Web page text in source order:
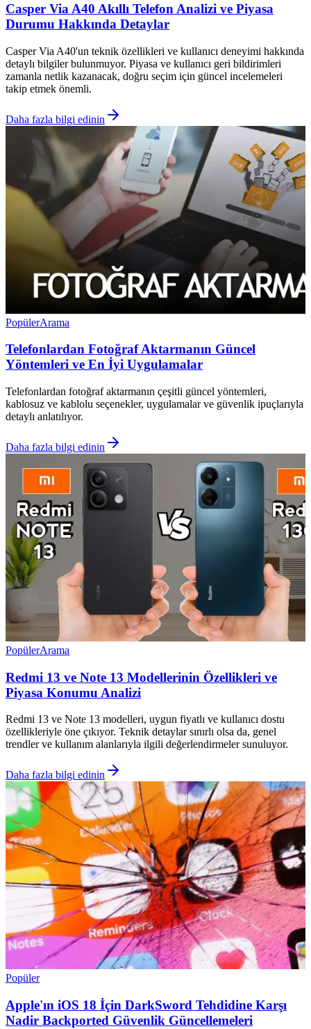
Casper Via A40 Akıllı Telefon Analizi ve Piyasa
Durumu Hakkında Detaylar
Casper Via A40'un teknik özellikleri ve kullanıcı deneyimi hakkında
detaylı bilgiler bulunmuyor. Piyasa ve kullanıcı geri bildirimleri
zamanla netlik kazanacak, doğru seçim için güncel incelemeleri
takip etmek önemli.
Daha fazla bilgi edinin
PopülerArama
Telefonlardan Fotoğraf Aktarmanın Güncel
Yöntemleri ve En İyi Uygulamalar
Telefonlardan fotoğraf aktarmanın çeşitli güncel yöntemleri,
kablosuz ve kablolu seçenekler, uygulamalar ve güvenlik ipuçlarıyla
detaylı anlatılıyor.
Daha fazla bilgi edinin
PopülerArama
Redmi 13 ve Note 13 Modellerinin Özellikleri ve
Piyasa Konumu Analizi
Redmi 13 ve Note 13 modelleri, uygun fiyatlı ve kullanıcı dostu
özellikleriyle öne çıkıyor. Teknik detaylar sınırlı olsa da, genel
trendler ve kullanım alanlarıyla ilgili değerlendirmeler sunuluyor.
Daha fazla bilgi edinin
Popüler
Apple'ın iOS 18 İçin DarkSword Tehdidine Karşı
Nadir Backported Güvenlik Güncellemeleri